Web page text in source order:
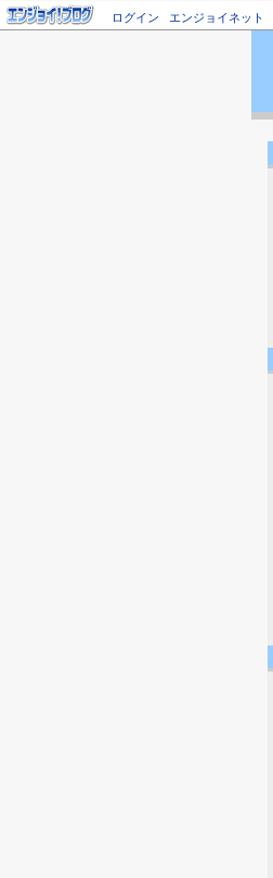
ログイン エンジョイネット